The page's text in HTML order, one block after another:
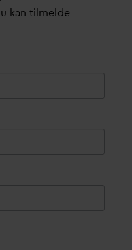
kan tilmelde